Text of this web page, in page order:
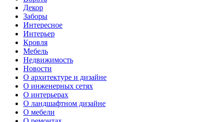
Декор
Заборы
Интересное
Интерьер
Кровля
Мебель
Недвижимость
Новости
О архитектуре и дизайне
О инженерных сетях
О интерьерах
О ландшафтном дизайне
О мебели